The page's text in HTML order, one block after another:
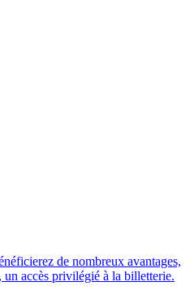
de nombreux avantages,
un accès privilégié à la billetterie.